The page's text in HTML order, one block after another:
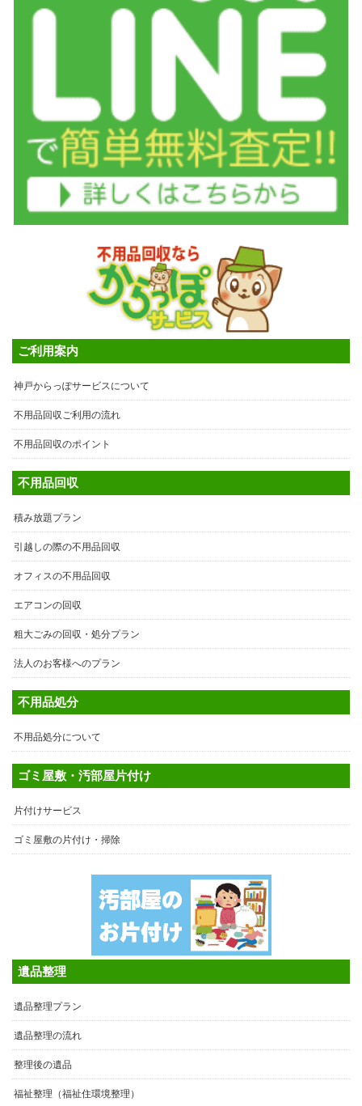
ご利用案内
神戸からっぽサービスについて
不用品回収ご利用の流れ
不用品回収のポイント
不用品回収
積み放題プラン
引越しの際の不用品回収
オフィスの不用品回収
エアコンの回収
粗大ごみの回収・処分プラン
法人のお客様へのプラン
不用品処分
不用品処分について
ゴミ屋敷・汚部屋片付け
片付けサービス
ゴミ屋敷の片付け・掃除
遺品整理
遺品整理プラン
遺品整理の流れ
整理後の遺品
福祉整理（福祉住環境整理）